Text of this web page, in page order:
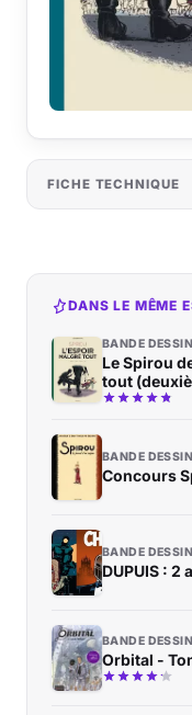
FICHE TECHNIQUE
DANS LE MÊME
BANDE
Le Spirou
tout
BANDE
Concours
BANDE
DUPUIS : 2
BANDE
Orbital -